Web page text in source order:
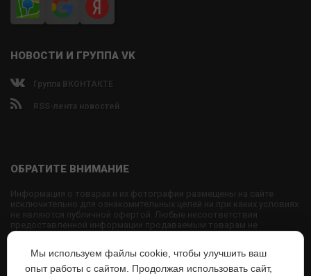
НОВОСТИ И ГРУППА VK
Группа ВКОНТАКТЕ
RSS-лента новостей
ОБРАТИТЕ ВНИМАНИЕ
Информация о товарах и их фотографии размещены на сайте
исключительно для ознакомительных целей ни при каких условиях
не являются публичной офертой. Любые несоответствия
предоставленной информации продаваемым товарам не
являются основанием для претензий, так как внешний вид и
свое усмотрение.
Использование текстовых или графических материалов с сайта
Мы используем файлы cookie, чтобы улучшить ваш
опыт работы с сайтом. Продолжая использовать сайт,